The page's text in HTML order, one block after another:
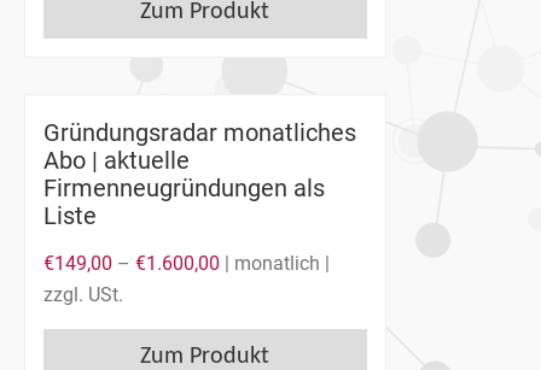
Zum Produkt
Gründungsradar monatliches
Abo | aktuelle
Firmenneugründungen als
Liste
€149,00 – €1.600,00
| monatlich |
zzgl. USt.
Zum Produkt